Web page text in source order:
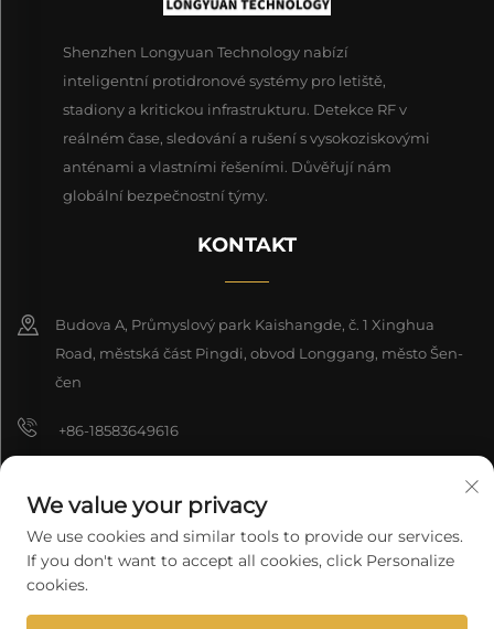
Shenzhen Longyuan Technology nabízí
inteligentní protidronové systémy pro letiště,
stadiony a kritickou infrastrukturu. Detekce RF v
reálném čase, sledování a rušení s vysokoziskovými
anténami a vlastními řešeními. Důvěřují nám
globální bezpečnostní týmy.
KONTAKT
Budova A, Průmyslový park Kaishangde, č. 1 Xinghua
Road, městská část Pingdi, obvod Longgang, město Šen-
čen
+86-18583649616
8618165761396
Copyright © 2025 Shenzhen Longyuan Technology Co., Ltd. Všechna
We value your privacy
We use cookies and similar tools to provide our services.
If you don't want to accept all cookies, click Personalize
cookies.